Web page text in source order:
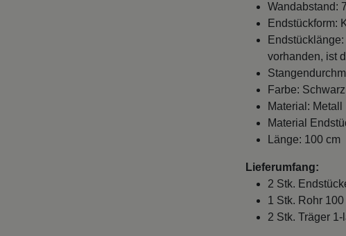
Wandabstand:
Endstückform:
vorhanden, ist
Farbe:
Material: Metall
Material
Länge: 100 cm
Lieferumfang:
2 Stk.
1 Stk. Rohr
2 Stk. Träger